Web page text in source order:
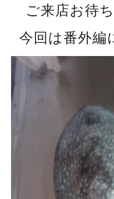
ご来店お待
今回は番外編